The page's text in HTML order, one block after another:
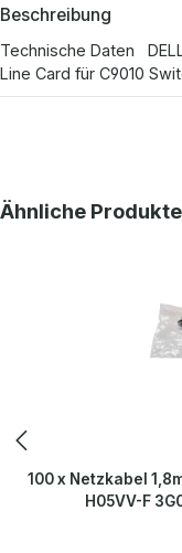
Beschreibung
Technische Daten
Line Card für C9010
Produktgalerie
Ähnliche Produkte
100 x Netzkabel
H05VV-F